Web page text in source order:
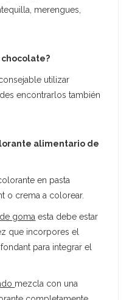
merengues,
utilizar
encontrarlos también
alimentario de
en pasta
o crema a colorear.
goma esta debe estar
que incorpores el
para integrar el
mezcla con una